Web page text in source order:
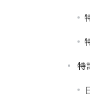
特